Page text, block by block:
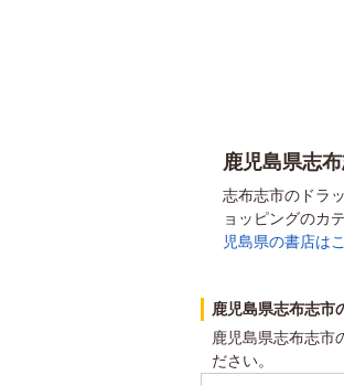
鹿児島県志
志布志市のドラ
ョッピングのカ
児島県の書店は
鹿児島県志布志市
鹿児島県志布志市
ださい。